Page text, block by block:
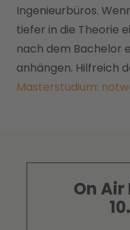
Ingenieurbüros.
tiefer in die Theorie
nach dem Bachelor
anhängen. Hilfreich
Masterstudium:
On